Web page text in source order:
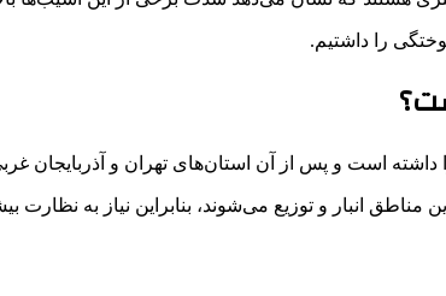
است و پس از آن استان‌های تهران و آذربایجان
انبار و توزیع می‌شوند، بنابراین نیاز به نظارت